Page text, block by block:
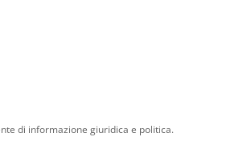
di informazione giuridica e politica.